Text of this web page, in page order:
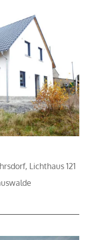
, Lichthaus 121